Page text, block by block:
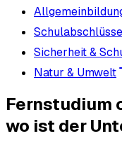
Schulabschlüsse
Sicherheit &
Natur & Umwelt
Fernstudium
wo ist der